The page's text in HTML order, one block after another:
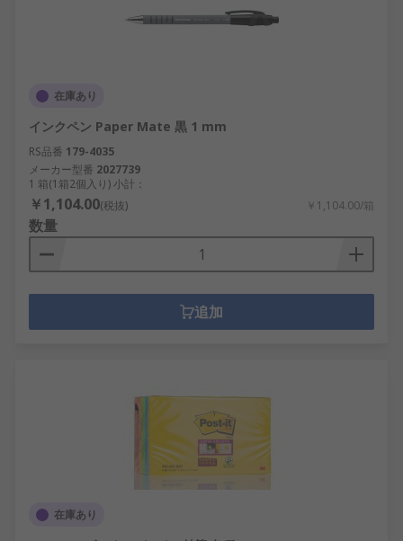
在庫あり
インクペン Paper Mate 黒 1 mm
RS品番 179-4035
メーカー型番 2027739
1 箱(1箱2個入り) 小計：
￥1,104.00(税抜) ￥1,104.00/箱
数量
追加
在庫あり